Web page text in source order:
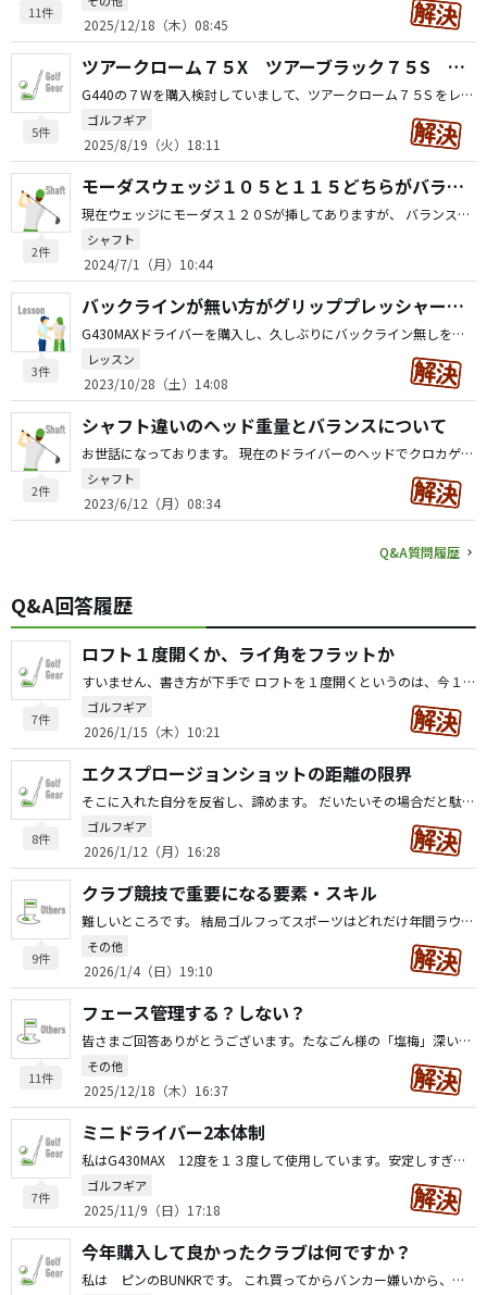
11件
2025/12/18（木）08:45
5件
ツアークローム７５X ツアーブラック７５S のしなりの違い
G440の７Wを購入検討していまして、ツアークローム７５S をレンタルして打ちました。 打てなくはないですが、少しだけ柔らかく感じるのですが、 実際打った方教えて頂きたいのですが、 ツアークローム７５Xと ツアーブラック７５Sだと どちらがしっかり感ありますでしょうか？ ツアークローム７５Xはツアーブラック７５Sより 柔らかさを感じますでしょうか？
ゴルフギア
2025/8/19（火）18:11
2件
モーダスウェッジ１０５と１１５どちらがバランス軽くなりますか
現在ウェッジにモーダス１２０Sが挿してありますが、 バランスがD７まで出てしまっていて使いづらいです。 リシャフトしようと思っています。 モーダス１２０Sがバランスポイント５０．１ モーダスウェッジ１０５ バランスポイント５１．７ １１１ｇ モーダスウェッジ１１５ バランスポイント５２．３ １２２ｇ ですが、どちらのシャフトを入れた方がよりバランスが減るのでしょうか？ 詳しい方教えて頂きたいです。どうぞよろしくお願いいたします。
シャフト
2024/7/1（月）10:44
3件
バックラインが無い方がグリッププレッシャーが少ない？
G430MAXドライバーを購入し、久しぶりにバックライン無しを使用しているのですが、 バックラインありだと、すごく面を意識して今まで打っていたのですが、バックライン無しなので、面がアバウトになり、 そのためグリッププレッシャーもふわっと握る感じに なっています。 結果は手首が以前よりもリラックスしてスムーズに動くなーと 、手首で面を意識できないから振ろう！というスイングに なっていますが、 皆様もバックライン無しだとふわっと握っていますでしょうか？ アイアンは面を意識したいのでバックライン有でこれからもいきたいと思っています。
レッスン
2023/10/28（土）14:08
2件
シャフト違いのヘッド重量とバランスについて
お世話になっております。 現在のドライバーのヘッドでクロカゲXD５０Sだとバランスが D1.9 306g ですが、スピーダーエボリューション７ ５XだとバランスがD0.5 304gになります。 私としては振り感を一緒にしたいと思っていて、クロカゲXDの ヘッドの重さ感じがちょうどいいのですが、エボリューション７のヘッド重量を重くしなければなりません。 ヘッド純正のウエイトで５ｇが現在どちらにもついていますが、エボリューション７の方を８ｇに変更するとバランス的にはほぼちょうどよくなりますが、 ヘッド重量単体としては重くなります。その場合、 結局は両者のバランスはほぼ同じでも振り感、なんというか ヘッドの重さのイメージ、うまく表現できませんが、ヘッドへの感覚は一緒にならないものでしょうか。 ものなのでしょうか。
シャフト
2023/6/12（月）08:34
Q&A質問履歴
Q&A回答履歴
7件
ロフト１度開くか、ライ角をフラットか
すいません、書き方が下手で ロフトを１度開くというのは、今１２度を使っているのですが、 １１度にするということです。フェース面が少し開く感じに なります。 ライ角をフラットはピンは５９．５が標準ライ角ですが、 -3度の５６．５度にライ角がなるということです。 すいません。
ゴルフギア
2026/1/15（木）10:21
8件
エクスプロージョンショットの距離の限界
そこに入れた自分を反省し、諦めます。 だいたいその場合だと駄目なことが多いです。
ゴルフギア
2026/1/12（月）16:28
9件
クラブ競技で重要になる要素・スキル
難しいところです。 結局ゴルフってスポーツはどれだけ年間ラウンドできるか？に つきると思います。 クラチャンになるには少なくても週1回ラウンドしないと芝の 感覚を人間は忘れてしまいます。 ですので、月２回のラウンドと、週一回の練習。 パットは毎日少しでもやられているのはすごい良い武器になります。 できれば、週１回の練習場よりも、月３回のラウンドに変更したいところですね。 私も倶楽部競技で何回か勝ちましたけど、結局勝ったときは よくラウンドと練習をしていました。 メンタルとか運とかいろいろありますけど、シンプルにスコアが良ければ勝てます。ただそれだけの気がします。 そのための「ラウンド数」をあと１回増やしたいですね。 頑張ってください。応援しています。 人生そうですけど、取れるときに取っておかないとタイトルは 取れません。
その他
2026/1/4（日）19:10
11件
フェース管理する？しない？
皆さまご回答ありがとうございます。たなごん様の「塩梅」深いですね、確かに塩梅を忘れるとまた極端の方向に走りそうです。気を付けます。 中高大とずっとテニス部だったので、面管理がテニスでは大事 なので、手首のフェース面の維持がしみついちゃってるようです。剣道部や野球部だったらまたゴルフへのイメージが 違っていたと思います。 テニスあがりのメリットデメリットもあるのだなと感じています。 今のところはドライバーだけ手首ゆるゆるにして、FW以下アイアンはこのままでいくか、良い「塩梅」くらいにとどめたいと 思います。ここからスイング変えるともう元に戻れなくて 大変なことになりそうですし。
その他
2025/12/18（木）16:37
7件
ミニドライバー2本体制
私はG430MAX 12度を１３度して使用しています。安定しすぎるほど安定しています。 １２度のドライバーもありですよ。 ただし、私は普通のドライバーも入れて、１３度のドライバーも 入れている２本体制です。 いろいろ楽しんで！
ゴルフギア
2025/11/9（日）17:18
今年購入して良かったクラブは何ですか？
私は ピンのBUNKRです。 これ買ってからバンカー嫌いから、バンカー好きになるほど助かりました。